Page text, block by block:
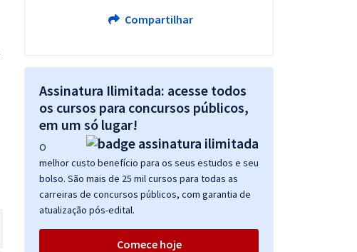
Compartilhar
Assinatura Ilimitada: acesse todos
os cursos para concursos públicos,
em um só lugar!
O
melhor custo benefício para os seus estudos e seu
bolso. São mais de 25 mil cursos para todas as
carreiras de concursos públicos, com garantia de
atualização pós-edital.
Comece hoje